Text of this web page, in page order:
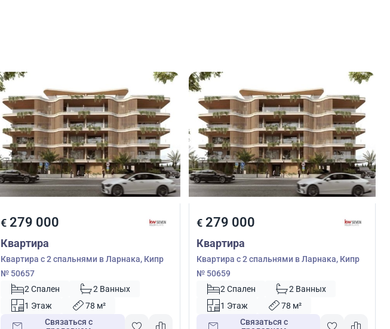
€ 279 000
Квартира
Квартира с 2 спальнями в Ларнака, Кипр
№ 50657
2 Спален
2 Ванных
1 Этаж
78 м²
Связаться с
€279 000
Квартира
Квартира с 2 спальнями в Ларнака, Кипр
№ 50659
2 Спален
2 Ванных
1 Этаж
78 м²
Связаться с